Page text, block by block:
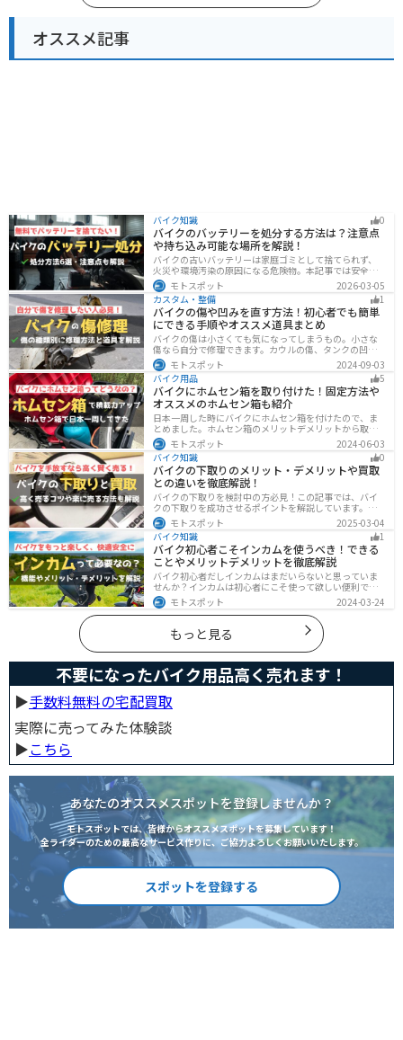
オススメ記事
バイク知識 0
バイクのバッテリーを処分する方法は？注意点
や持ち込み可能な場所を解説！
バイクの古いバッテリーは家庭ゴミとして捨てられず、
火災や環境汚染の原因になる危険物。本記事では安全な
保管方法や絶縁などの注意点、無料・低コストで回収し
てもらう方法、買い取りの可否を解説。ナップスやオー
トバックス、イエローハットなどの回収対応店舗も紹介
します。
モトスポット
2026-03-05
カスタム・整備
1
バイクの傷や凹みを直す方法！初心者でも簡単
にできる手順やオススメ道具まとめ
バイクの傷は小さくても気になってしまうもの。小さな
傷なら自分で修理できます。カウルの傷、タンクの凹
み、サビ、樹脂の劣化、ホイールの傷などあらゆる傷の
修理方法をまとめました。自分でバイクの傷を直したい
と思っている人は参考にしてください。
モトスポット
2024-09-03
バイク用品
5
バイクにホムセン箱を取り付けた！固定方法や
オススメのホムセン箱も紹介
日本一周した時にバイクにホムセン箱を付けたので、ま
とめました。ホムセン箱のメリットデメリットから取り
付け方法、実際につけてどううだったのか、オススメの
ホムセン箱まで全て解説します。バイクにホムセン箱を
付けたいと思っている人はぜひ参考にしてください。
モトスポット
2024-06-03
バイク知識
0
バイクの下取りのメリット・デメリットや買取
との違いを徹底解説！
バイクの下取りを検討中の方必見！この記事では、バイ
クの下取りを成功させるポイントを解説しています。実
は、下取りは現金化の手間を省き、乗り換え当日までバ
イクに乗れる一方で、査定額が低くなる場合も多いため
注意が必要です。この記事を読めば、よい条件で下取り
を進めるコツがわかります。
モトスポット
2025-03-04
バイク知識
1
バイク初心者こそインカムを使うべき！できる
ことやメリットデメリットを徹底解説
バイク初心者だしインカムはまだいらないと思っていま
せんか？インカムは初心者にこそ使って欲しい便利で安
全に運転するための機器です。インカムでできることや
メリットデメリットなどまとめましたので、気になって
いる人はぜひ参考にしてください。
モトスポット 2024-03-24
もっと見る
不要になったバイク用品高く売れます！
▶︎手数料無料の宅配買取
実際に売ってみた体験談
▶︎こちら
あなたのオススメスポットを登録しませんか？
モトスポットでは、皆様からオススメスポットを募集しています！
全ライダーのための最高なサービス作りに、ご協力よろしくお願いいたします。
スポットを登録する